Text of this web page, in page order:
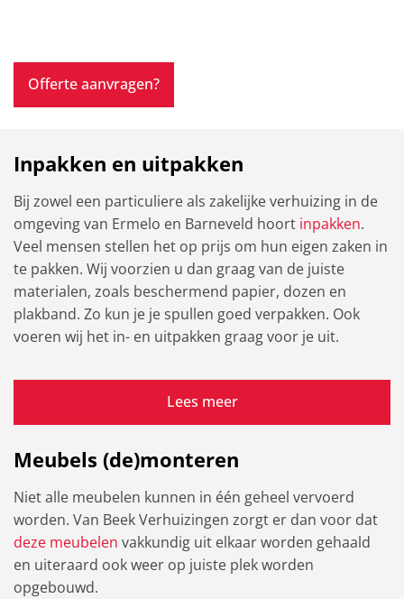
Offerte aanvragen?
Inpakken en uitpakken
Bij zowel een particuliere als zakelijke verhuizing in de
omgeving van Ermelo en Barneveld hoort inpakken.
Veel mensen stellen het op prijs om hun eigen zaken in
te pakken. Wij voorzien u dan graag van de juiste
materialen, zoals beschermend papier, dozen en
plakband. Zo kun je je spullen goed verpakken. Ook
voeren wij het in- en uitpakken graag voor je uit.
Lees meer
Meubels (de)monteren
Niet alle meubelen kunnen in één geheel vervoerd
worden. Van Beek Verhuizingen zorgt er dan voor dat
deze meubelen vakkundig uit elkaar worden gehaald
en uiteraard ook weer op juiste plek worden
opgebouwd.